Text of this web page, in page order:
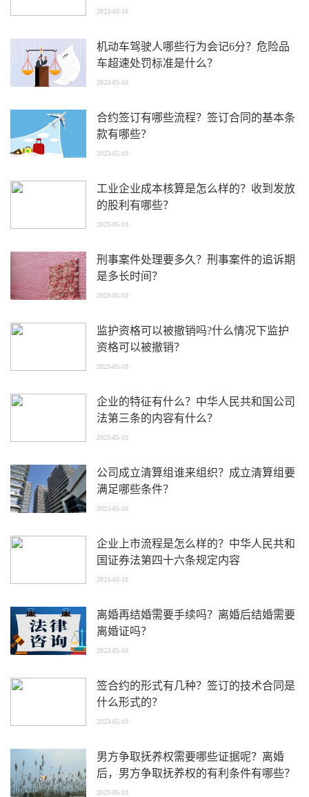
2023-05-10
机动车驾驶人哪些行为会记6分？危险品
车超速处罚标准是什么？
2023-05-10
合约签订有哪些流程？签订合同的基本条
款有哪些？
2023-05-10
工业企业成本核算是怎么样的？收到发放
的股利有哪些？
2023-05-10
刑事案件处理要多久？刑事案件的追诉期
是多长时间？
2023-05-10
监护资格可以被撤销吗?什么情况下监护
资格可以被撤销？
2023-05-10
企业的特征有什么？中华人民共和国公司
法第三条的内容有什么？
2023-05-10
公司成立清算组谁来组织？成立清算组要
满足哪些条件？
2023-05-10
企业上市流程是怎么样的？中华人民共和
国证券法第四十六条规定内容
2023-05-10
离婚再结婚需要手续吗？离婚后结婚需要
离婚证吗？
2023-05-10
签合约的形式有几种？签订的技术合同是
什么形式的？
2023-05-10
男方争取抚养权需要哪些证据呢？离婚
后，男方争取抚养权的有利条件有哪些？
2023-05-10